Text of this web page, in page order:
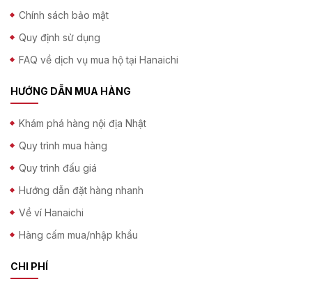
Chính sách bảo mật
Quy định sử dụng
FAQ về dịch vụ mua hộ tại Hanaichi
HƯỚNG DẪN MUA HÀNG
Khám phá hàng nội địa Nhật
Quy trình mua hàng
Quy trình đấu giá
Hướng dẫn đặt hàng nhanh
Về ví Hanaichi
Hàng cấm mua/nhập khẩu
CHI PHÍ